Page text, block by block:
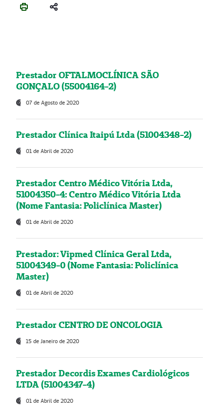
Prestador OFTALMOCLÍNICA SÃO
GONÇALO (55004164-2)
07 de Agosto de 2020
Prestador Clínica Itaipú Ltda (51004348-2)
01 de Abril de 2020
Prestador Centro Médico Vitória Ltda,
51004350-4: Centro Médico Vitória Ltda
(Nome Fantasia: Policlínica Master)
01 de Abril de 2020
Prestador: Vipmed Clínica Geral Ltda,
51004349-0 (Nome Fantasia: Policlínica
Master)
01 de Abril de 2020
Prestador CENTRO DE ONCOLOGIA
15 de Janeiro de 2020
Prestador Decordis Exames Cardiológicos
LTDA (51004347-4)
01 de Abril de 2020